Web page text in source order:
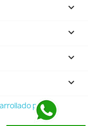

keyboard_arrow_down


por